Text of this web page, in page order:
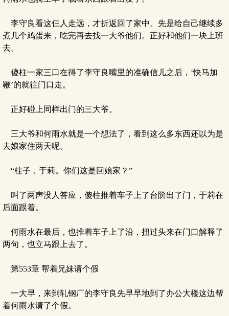
李守良看这仨人走远，才折返回了家中。先是给自己继续多
煮几个鸡蛋来，吃完再去找一大爷他们。正好和他们一块上班
去。
傻柱一家三口在得了李守良嘴里的准确信儿之后，‘快马加
鞭’的就往门口走。
正好碰上同样出门的三大爷。
三大爷和何雨水就是一个想法了，看到这么多东西还以为是
去娘家住两天呢。
“柱子，于莉。你们这是回娘家？”
叫了两声没人答应，傻柱推着车子上了台阶出了门，于莉在
后面跟着。
何雨水在最后，也推着车子上了沿，扭过头来在门口解释了
两句，也立马跟上去了。
第553章 帮着兄妹请个假
一大早，来到轧钢厂的李守良先早早地到了办公大楼这边帮
着何雨水请了个假。